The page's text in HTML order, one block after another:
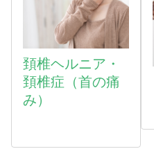
頚椎ヘルニア・
頚椎症（首の痛
み）